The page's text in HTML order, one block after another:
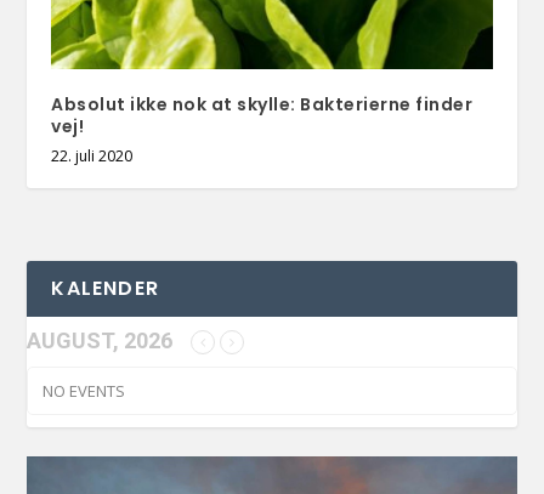
Absolut ikke nok at skylle: Bakterierne finder
vej!
22. juli 2020
KALENDER
AUGUST, 2026
NO EVENTS